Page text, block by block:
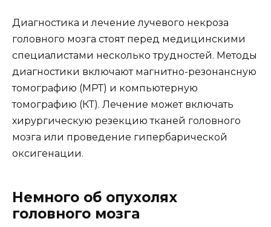
Диагностика и лечение лучевого некроза
головного мозга стоят перед медицинскими
специалистами несколько трудностей. Методы
диагностики включают магнитно-резонансную
томографию (МРТ) и компьютерную
томографию (КТ). Лечение может включать
хирургическую резекцию тканей головного
мозга или проведение гипербарической
оксигенации.
Немного об опухолях
головного мозга